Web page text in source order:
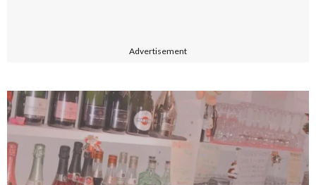
Advertisement